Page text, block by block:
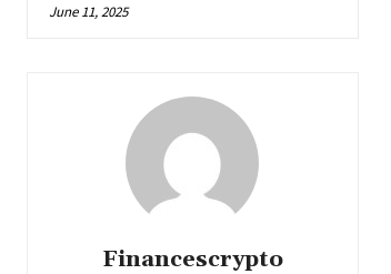
June 11, 2025
Financescrypto